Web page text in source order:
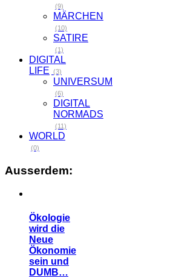
(9)
MÄRCHEN
(10)
SATIRE
(1)
DIGITAL
LIFE (3)
UNIVERSUM
(6)
DIGITAL
NORMADS
(11)
WORLD
(0)
Ausserdem:
Ökologie
wird die
Neue
Ökonomie
sein und
DUMB…